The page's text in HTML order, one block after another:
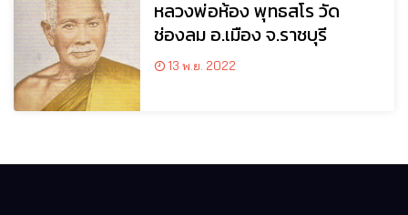
หลวงพ่อห้อง พุทธสโร วัด
ช่องลม อ.เมือง จ.ราชบุรี
13 พ.ย. 2022